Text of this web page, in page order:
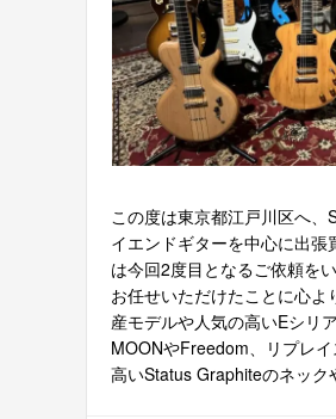
この度は東京都江戸川区へ
イエンドギターを中心に出
は今回2度目となるご依頼を
お任せいただけたことに心
産モデルや人気の高いEシリ
MOONやFreedom、リプレ
高いStatus Graphiteのネッ